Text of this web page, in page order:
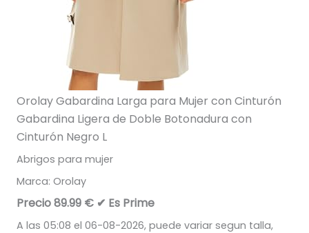
Orolay Gabardina Larga para Mujer con Cinturón
Gabardina Ligera de Doble Botonadura con
Cinturón Negro L
Abrigos para mujer
Marca: Orolay
Precio 89.99 € ✔ Es Prime
A las 05:08 el 06-08-2026, puede variar segun talla,